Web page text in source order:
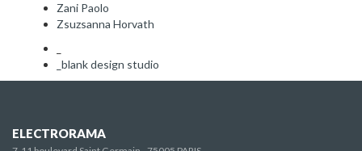
Zani Paolo
Zsuzsanna Horvath
_blank design studio
ELECTRORAMA